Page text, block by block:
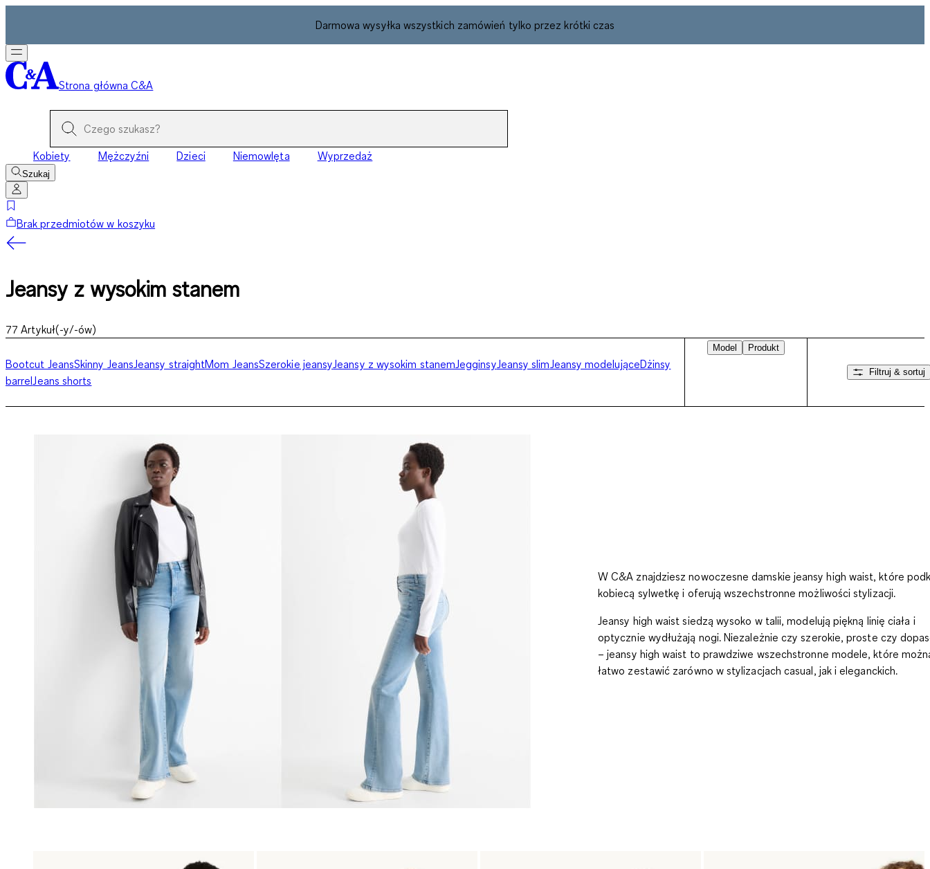
Darmowa wysyłka wszystkich zamówień tylko przez krótki czas
Strona główna C&A
Kobiety Mężczyźni Dzieci Niemowlęta Wyprzedaż
Szukaj
Brak przedmiotów w koszyku
Jeansy z wysokim stanem
77 Artykuł(-y/-ów)
Bootcut JeansSkinny Jeans Jeansy straightMom JeansSzerokie jeansy Jeansy z wysokim stanem Jegginsy Jeansy slim Jeansy modelująceDżinsy
barrel Jeans shorts
Model Produkt
Filtruj & sortuj
W C&A znajdziesz nowoczesne damskie jeansy high waist, które
kobiecą sylwetkę i oferują wszechstronne możliwości stylizacji.
Jeansy high waist siedzą wysoko w talii, modelują piękną linię ciała i
optycznie wydłużają nogi. Niezależnie czy szerokie, proste czy
– jeansy high waist to prawdziwe wszechstronne modele, które
łatwo zestawić zarówno w stylizacjach casual, jak i eleganckich.